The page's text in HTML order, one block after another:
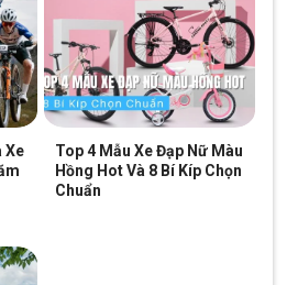
phối tại các cửa hàng uy tín.
Xe
Top 4 Mẫu Xe Đạp Nữ Màu
Hồng Hot Và 8 Bí Kíp Chọn
Chuẩn